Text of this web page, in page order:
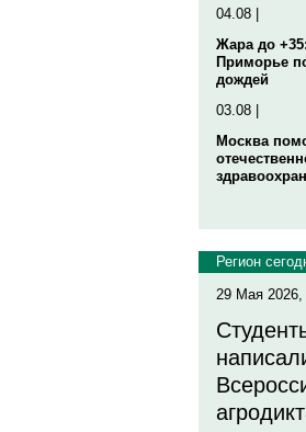
04.08 |
Жара до
Приморье
дождей
03.08 |
Москва
Регион
29 Мая 2026,